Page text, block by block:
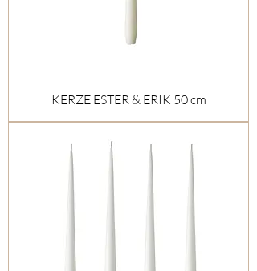
KERZE ESTER & ERIK 50 cm